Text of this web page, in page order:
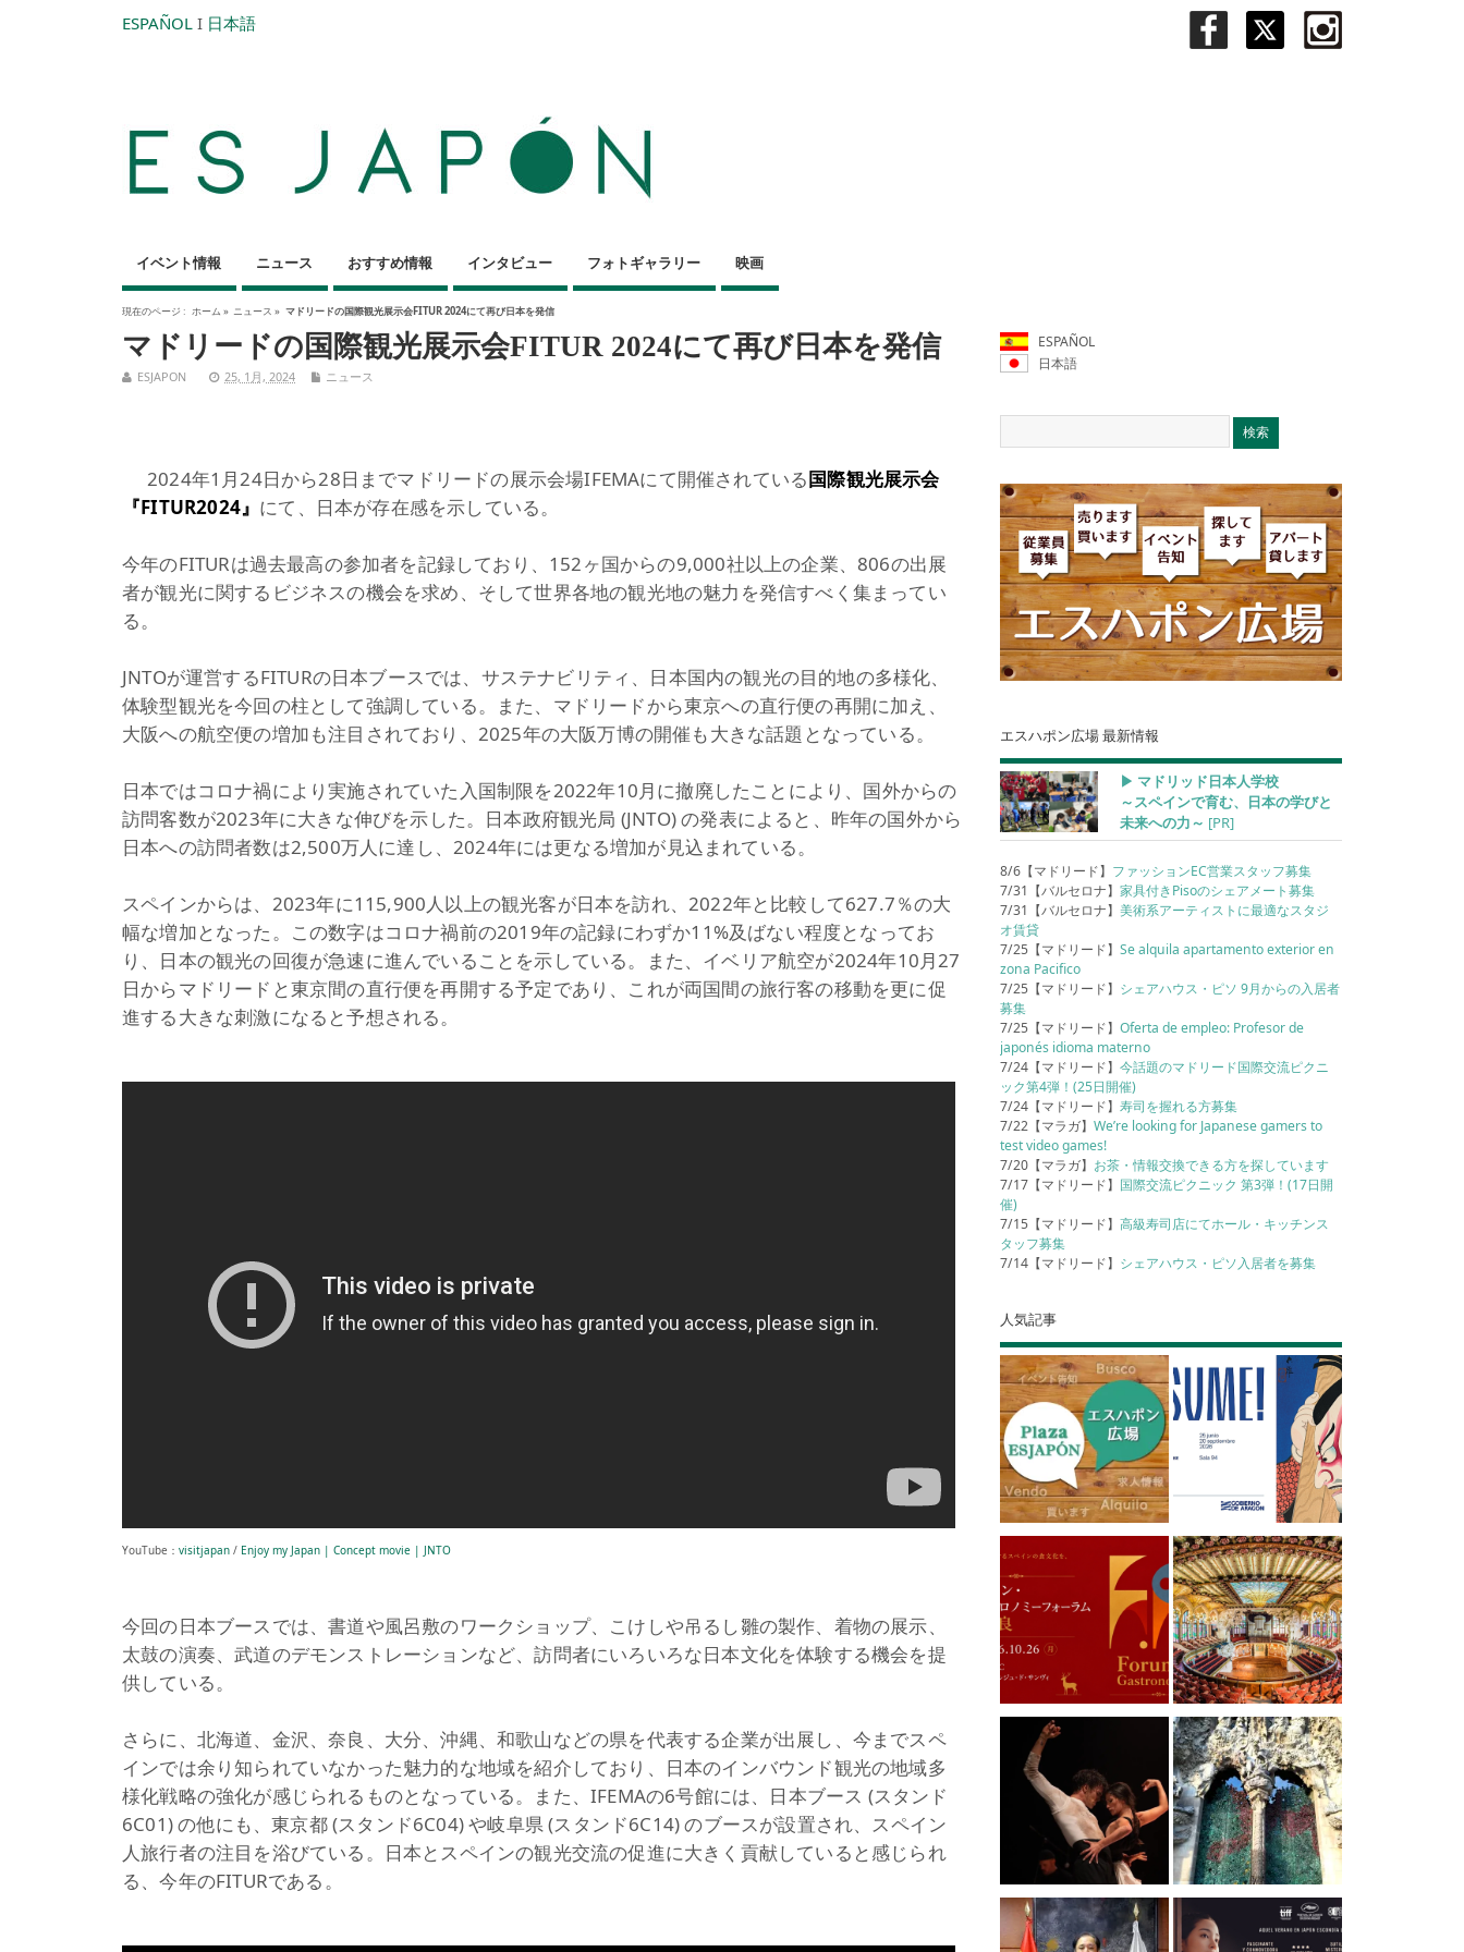
ESPAÑOL I 日本語
イベント情報 ニュース おすすめ情報 インタビュー フォトギャラリー 映画
現在のページ : ホーム » ニュース » マドリードの国際観光展示会FITUR 2024にて再び日本を発信
マドリードの国際観光展示会FITUR 2024にて再び日本を発信
ESJAPON 25, 1月, 2024 ニュース
2024年1月24日から28日までマドリードの展示会場IFEMAにて開催されている国際観光展示会
『FITUR2024』 にて、日本が存在感を示している。
今年のFITURは過去最高の参加者を記録しており、152ヶ国からの9,000社以上の企業、806の出展
者が観光に関するビジネスの機会を求め、そして世界各地の観光地の魅力を発信すべく集まってい
る。
JNTOが運営するFITURの日本ブースでは、サステナビリティ、日本国内の観光の目的地の多様化、
体験型観光を今回の柱として強調している。また、マドリードから東京への直行便の再開に加え、
大阪への航空便の増加も注目されており、2025年の大阪万博の開催も大きな話題となっている。
日本ではコロナ禍により実施されていた入国制限を2022年10月に撤廃したことにより、国外からの
訪問客数が2023年に大きな伸びを示した。日本政府観光局 (JNTO) の発表によると、昨年の国外から
日本への訪問者数は2,500万人に達し、2024年には更なる増加が見込まれている。
スペインからは、2023年に115,900人以上の観光客が日本を訪れ、2022年と比較して627.7％の大
幅な増加となった。この数字はコロナ禍前の2019年の記録にわずか11%及ばない程度となってお
り、日本の観光の回復が急速に進んでいることを示している。また、イベリア航空が2024年10月27
日からマドリードと東京間の直行便を再開する予定であり、これが両国間の旅行客の移動を更に促
進する大きな刺激になると予想される。
YouTube： visitjapan / Enjoy my Japan | Concept movie | JNTO
今回の日本ブースでは、書道や風呂敷のワークショップ、こけしや吊るし雛の製作、着物の展示、
太鼓の演奏、武道のデモンストレーションなど、訪問者にいろいろな日本文化を体験する機会を提
供している。
さらに、北海道、金沢、奈良、大分、沖縄、和歌山などの県を代表する企業が出展し、今までスペ
インでは余り知られていなかった魅力的な地域を紹介しており、日本のインバウンド観光の地域多
様化戦略の強化が感じられるものとなっている。また、IFEMAの6号館には、日本ブース (スタンド
6C01) の他にも、東京都 (スタンド6C04) や岐阜県 (スタンド6C14) のブースが設置され、スペイン
人旅行者の注目を浴びている。日本とスペインの観光交流の促進に大きく貢献していると感じられ
る、今年のFITURである。
ESPAÑOL
日本語
エスハポン広場 最新情報
▶︎ マドリッド日本人学校
～スペインで育む、日本の学びと
未来への力～ [PR]
8/6【マドリード】 ファッションEC営業スタッフ募集
7/31【バルセロナ】家具付きPisoのシェアメート募集
7/31【バルセロナ】美術系アーティストに最適なスタジ
オ賃貸
7/25【マドリード】Se alquila apartamento exterior en
zona Pacifico
7/25【マドリード】 シェアハウス・ピソ 9月からの入居者
募集
7/25【マドリード】Oferta de empleo: Profesor de
japonés idioma materno
7/24【マドリード】今話題のマドリード国際交流ピクニ
ック第4弾！(25日開催)
7/24【マドリード】寿司を握れる方募集
7/22【マラガ】We’re looking for Japanese gamers to
test video games!
7/20【マラガ】 お茶・情報交換できる方を探しています
7/17【マドリード】 国際交流ピクニック 第3弾！(17日開
催)
7/15【マドリード】高級寿司店にてホール・キッチンス
タッフ募集
7/14【マドリード】 シェアハウス・ピソ入居者を募集
人気記事